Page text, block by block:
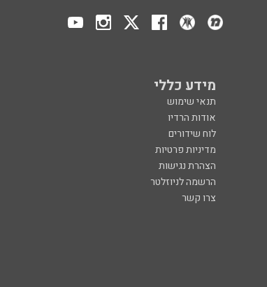
מידע כללי
תנאי שימוש
אודות הרדיו
לוח שידורים
מדיניות פרטיות
הצהרת נגישות
הרשמה לניוזלטר
צרו קשר